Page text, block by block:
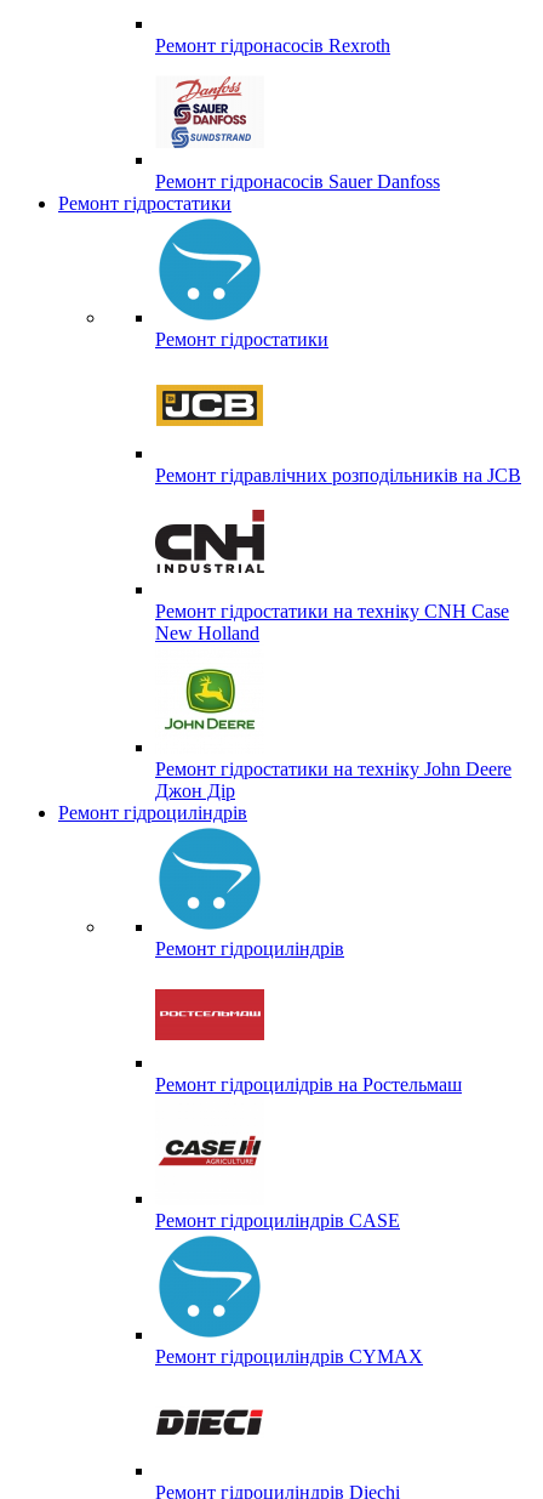
Ремонт гідронасосів Rexroth
Ремонт гідронасосів Sauer Danfoss
Ремонт гідростатики
Ремонт гідростатики
Ремонт гідравлічних розподільників на JCB
Ремонт гідростатики на техніку CNH Case
New Holland
Ремонт гідростатики на техніку John Deere
Джон Дір
Ремонт гідроциліндрів
Ремонт гідроциліндрів
Ремонт гідроцилідрів на Ростельмаш
Ремонт гідроциліндрів CASE
Ремонт гідроциліндрів CYMAX
Ремонт гідроциліндрів Diechi